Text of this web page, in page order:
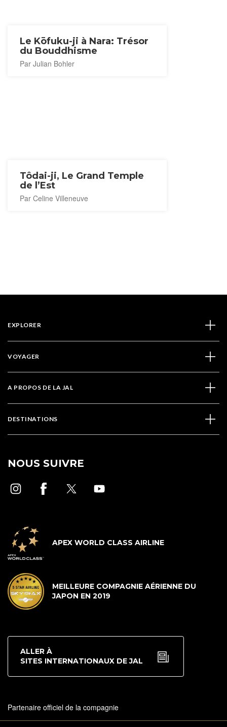
Le Kōfuku-ji à Nara: Trésor
du Bouddhisme
Par Julian Bohler
Tôdai-ji, Le Grand Temple
de l’Est
Par Celine Villeneuve
EXPLORER
VOYAGER
A PROPOS DE LA JAL
DESTINATIONS
NOUS SUIVRE
APEX WORLD CLASS AIRLINE
MEILLEURE COMPAGNIE AÉRIENNE DU
JAPON EN 2019
ALLER À
SITES INTERNATIONAUX DE JAL
Partenaire officiel de la compagnie